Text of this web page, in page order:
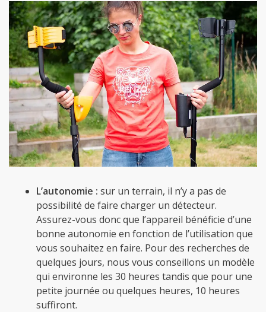
L’autonomie : sur un terrain, il n’y a pas de
possibilité de faire charger un détecteur.
Assurez-vous donc que l’appareil bénéficie d’une
bonne autonomie en fonction de l’utilisation que
vous souhaitez en faire. Pour des recherches de
quelques jours, nous vous conseillons un modèle
qui environne les 30 heures tandis que pour une
petite journée ou quelques heures, 10 heures
suffiront.